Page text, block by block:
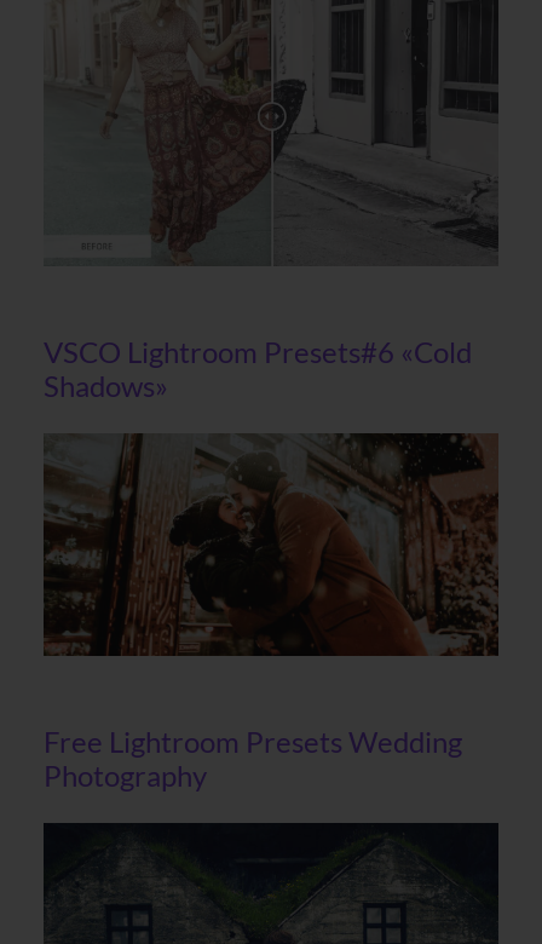
VSCO Lightroom Presets#6 «Cold
Shadows»
Free Lightroom Presets Wedding
Photography